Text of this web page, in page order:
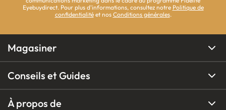
Eyebuydirect. Pour plus d'informations, consultez notre Politique de
confidentialitéet nos Conditions générales.
Magasiner
Conseils et Guides
À propos de